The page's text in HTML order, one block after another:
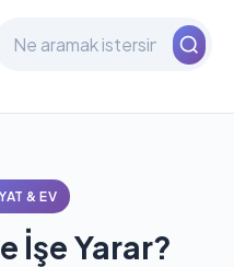
& EV
İşe Yarar?